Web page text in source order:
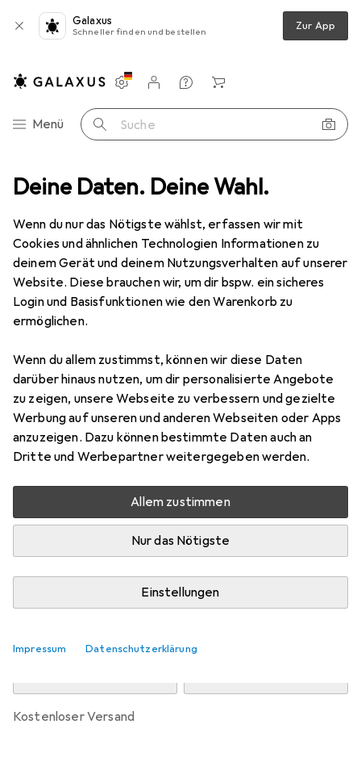
Deine Daten. Deine Wahl.
Wenn du nur das Nötigste wählst, erfassen wir mit
Cookies und ähnlichen Technologien Informationen zu
deinem Gerät und deinem Nutzungsverhalten auf unserer
Website. Diese brauchen wir, um dir bspw. ein sicheres
Login und Basisfunktionen wie den Warenkorb zu
ermöglichen.
Wenn du allem zustimmst, können wir diese Daten
darüber hinaus nutzen, um dir personalisierte Angebote
zu zeigen, unsere Webseite zu verbessern und gezielte
Werbung auf unseren und anderen Webseiten oder Apps
anzuzeigen. Dazu können bestimmte Daten auch an
Dritte und Werbepartner weitergegeben werden.
Allem zustimmen
Nur das Nötigste
Einstellungen
Impressum Datenschutzerklärung
Galaxus
Schneller finden und bestellen Zur App
Navigation nach Kategorien
Menü Suche
Einstellungen
Kundenkonto
Vergleichslisten
Merklisten
Warenkorb
Heimkino Sound HiFi + Heimkino Lautsprecher
6 Bilder
KlipschRF-7 III
Preis in EUR inkl. MwSt.
EUR
2499,–
1
Bewertungen Marke
Mehr von Klipsch
Zwischen Mi, 12.8. und Fr, 14.8. geliefert
Nur 4 Stück an Lager beim Drittanbieter
Lieferort angeben für genaue Lieferzeit
kostenloser Versand